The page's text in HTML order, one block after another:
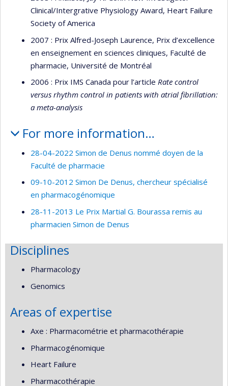
Clinical/Intergrative Physiology Award, Heart Failure
Society of America
2007 : Prix Alfred-Joseph Laurence, Prix d’excellence
en enseignement en sciences cliniques, Faculté de
pharmacie, Université de Montréal
2006 : Prix IMS Canada pour l’article Rate control
versus rhythm control in patients with atrial fibrillation:
a meta-analysis
For more information…
28-04-2022 Simon de Denus nommé doyen de la
Faculté de pharmacie
09-10-2012 Simon De Denus, chercheur spécialisé
en pharmacogénomique
28-11-2013 Le Prix Martial G. Bourassa remis au
pharmacien Simon de Denus
Disciplines
Pharmacology
Genomics
Areas of expertise
Axe : Pharmacométrie et pharmacothérapie
Pharmacogénomique
Heart Failure
Pharmacothérapie